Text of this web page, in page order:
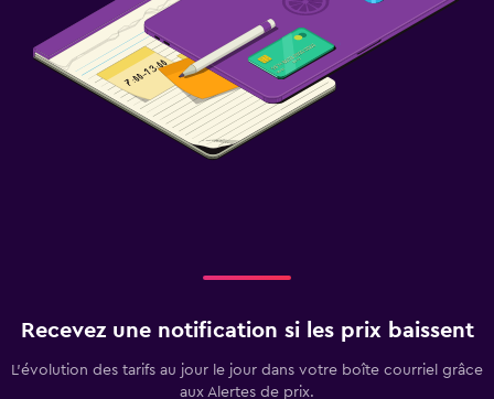
Recevez une notification si les prix baissent
L’évolution des tarifs au jour le jour dans votre boîte courriel grâce
aux Alertes de prix.